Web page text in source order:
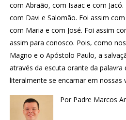
com Abraão, com Isaac e com
com Davi e Salomão. Foi assim
com Maria e com José. Foi assim
assim para conosco. Pois, como
Magno e o Apóstolo Paulo, a
através da escuta orante da palavra
literalmente se encarnar em nossas
Por Padre Marcos